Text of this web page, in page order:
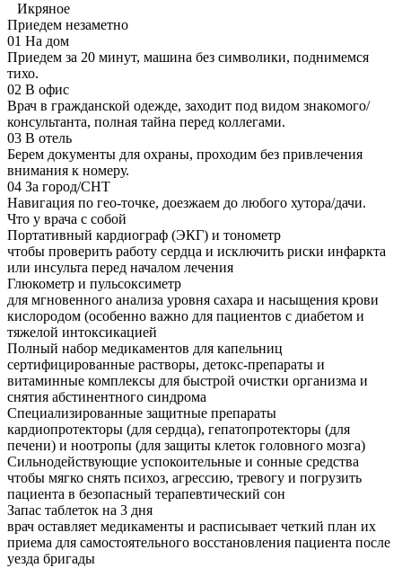
Икряное
Приедем незаметно
01 На дом
Приедем за 20 минут, машина без символики, поднимемся
тихо.
02 В офис
Врач в гражданской одежде, заходит под видом знакомого/
консультанта, полная тайна перед коллегами.
03 В отель
Берем документы для охраны, проходим без привлечения
внимания к номеру.
04 За город/СНТ
Навигация по гео-точке, доезжаем до любого хутора/дачи.
Что у врача с собой
Портативный кардиограф (ЭКГ) и тонометр
чтобы проверить работу сердца и исключить риски инфаркта
или инсульта перед началом лечения
Глюкометр и пульсоксиметр
для мгновенного анализа уровня сахара и насыщения крови
кислородом (особенно важно для пациентов с диабетом и
тяжелой интоксикацией
Полный набор медикаментов для капельниц
сертифицированные растворы, детокс-препараты и
витаминные комплексы для быстрой очистки организма и
снятия абстинентного синдрома
Специализированные защитные препараты
кардиопротекторы (для сердца), гепатопротекторы (для
печени) и ноотропы (для защиты клеток головного мозга)
Сильнодействующие успокоительные и сонные средства
чтобы мягко снять психоз, агрессию, тревогу и погрузить
пациента в безопасный терапевтический сон
Запас таблеток на 3 дня
врач оставляет медикаменты и расписывает четкий план их
приема для самостоятельного восстановления пациента после
уезда бригады